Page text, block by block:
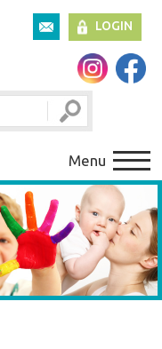
LOGIN
Menu